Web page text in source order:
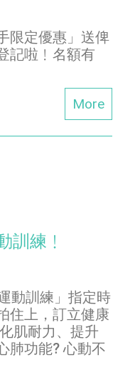
限定優惠」送俾
記啦﹗名額有
More
訓練﹗
動訓練」指定時
住上，訂立健康
肌耐力、提升
肺功能? 心動不